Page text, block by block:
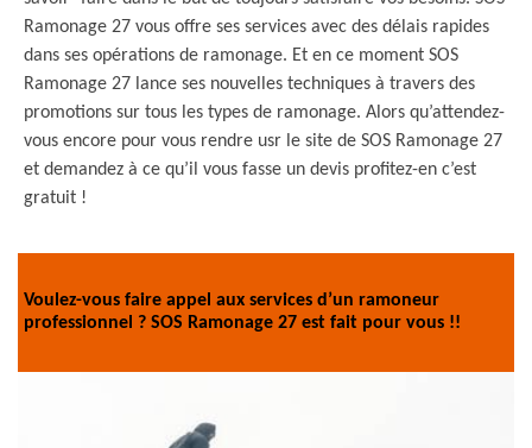
Ramonage 27 vous offre ses services avec des délais rapides
dans ses opérations de ramonage. Et en ce moment SOS
Ramonage 27 lance ses nouvelles techniques à travers des
promotions sur tous les types de ramonage. Alors qu’attendez-
vous encore pour vous rendre usr le site de SOS Ramonage 27
et demandez à ce qu’il vous fasse un devis profitez-en c’est
gratuit !
Voulez-vous faire appel aux services d’un ramoneur
professionnel ? SOS Ramonage 27 est fait pour vous !!